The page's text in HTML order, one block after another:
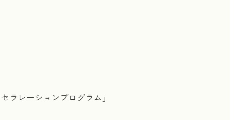
ラレーションプログラム」